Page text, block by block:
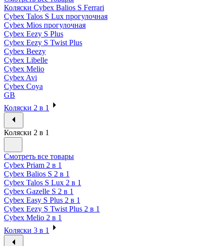
Коляски Cybex Balios S Ferrari
Cybex Talos S Lux прогулочная
Cybex Mios прогулочная
Cybex Eezy S Plus
Cybex Eezy S Twist Plus
Cybex Beezy
Cybex Libelle
Cybex Melio
Cybex Avi
Cybex Coya
GB
Коляски 2 в 1
Коляски 2 в 1
Смотреть все товары
Cybex Priam 2 в 1
Cybex Balios S 2 в 1
Cybex Talos S Lux 2 в 1
Cybex Gazelle S 2 в 1
Cybex Easy S Plus 2 в 1
Cybex Eezy S Twist Plus 2 в 1
Cybex Melio 2 в 1
Коляски 3 в 1